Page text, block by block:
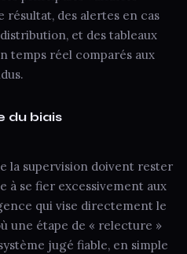
des alertes en cas
et des tableaux
temps réel comparés aux
du biais
la supervision doivent rester
à se fier excessivement aux
qui vise directement le
une étape de « relecture »
jugé fiable, en simple